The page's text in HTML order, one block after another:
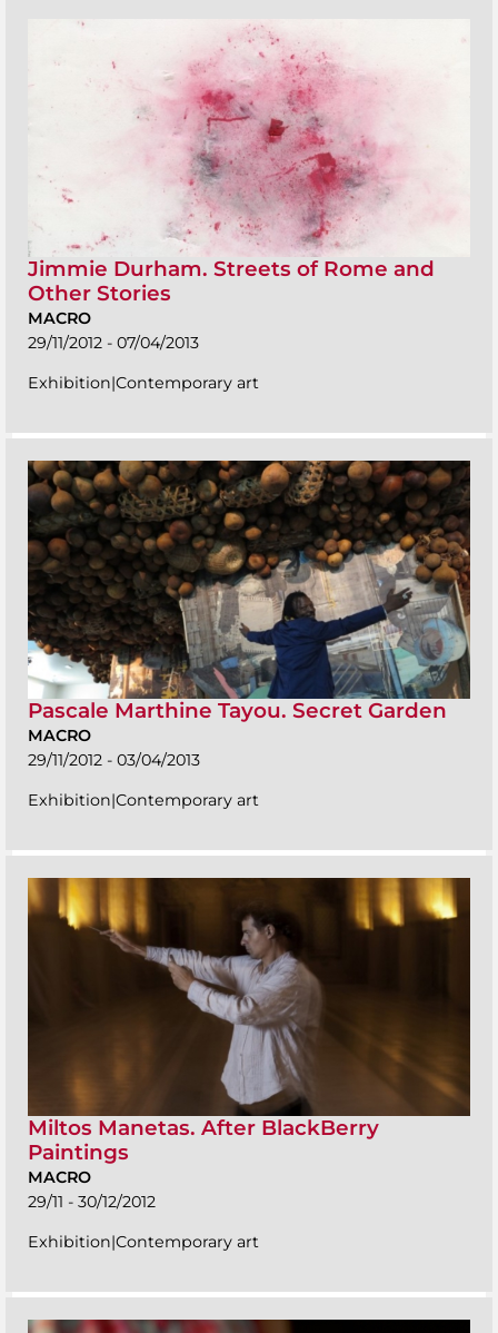
Jimmie Durham. Streets of Rome and
Other Stories
MACRO
29/11/2012 - 07/04/2013
Exhibition|Contemporary art
Pascale Marthine Tayou. Secret Garden
MACRO
29/11/2012 - 03/04/2013
Exhibition|Contemporary art
Miltos Manetas. After BlackBerry
Paintings
MACRO
29/11 - 30/12/2012
Exhibition|Contemporary art